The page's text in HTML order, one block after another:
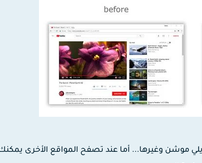
موشن وغيرها... أما عند تصفح المواقع الأخرى